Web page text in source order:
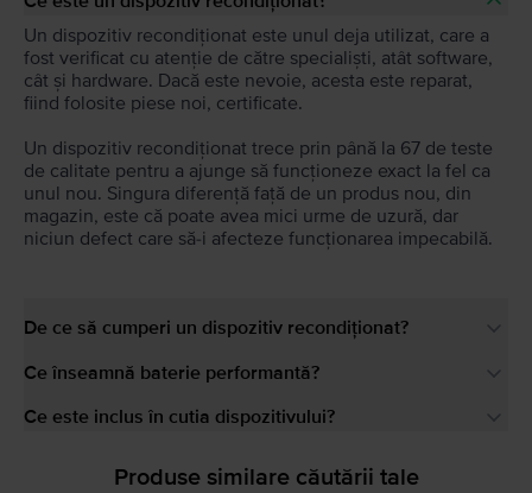
Un dispozitiv recondiționat este unul deja utilizat, care a
fost verificat cu atenție de către specialiști, atât software,
cât și hardware. Dacă este nevoie, acesta este reparat,
fiind folosite piese noi, certificate.
Un dispozitiv recondiționat trece prin până la 67 de teste
de calitate pentru a ajunge să funcționeze exact la fel ca
unul nou. Singura diferență față de un produs nou, din
magazin, este că poate avea mici urme de uzură, dar
niciun defect care să-i afecteze funcționarea impecabilă.
De ce să cumperi un dispozitiv recondiționat?
Ce înseamnă baterie performantă?
Ce este inclus în cutia dispozitivului?
Produse similare căutării tale